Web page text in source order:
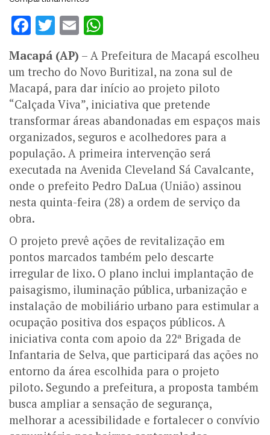
Facebook
Twitter
Email
Macapá (AP) – A Prefeitura de Macapá escolheu
um trecho do Novo Buritizal, na zona sul de
Macapá, para dar início ao projeto piloto
“Calçada Viva”, iniciativa que pretende
transformar áreas abandonadas em espaços mais
organizados, seguros e acolhedores para a
população. A primeira intervenção será
executada na Avenida Cleveland Sá Cavalcante,
onde o prefeito Pedro DaLua (União) assinou
nesta quinta-feira (28) a ordem de serviço da
obra.
O projeto prevê ações de revitalização em
pontos marcados também pelo descarte
irregular de lixo. O plano inclui implantação de
paisagismo, iluminação pública, urbanização e
instalação de mobiliário urbano para estimular a
ocupação positiva dos espaços públicos. A
iniciativa conta com apoio da 22ª Brigada de
Infantaria de Selva, que participará das ações no
entorno da área escolhida para o projeto
piloto. Segundo a prefeitura, a proposta também
busca ampliar a sensação de segurança,
melhorar a acessibilidade e fortalecer o convívio